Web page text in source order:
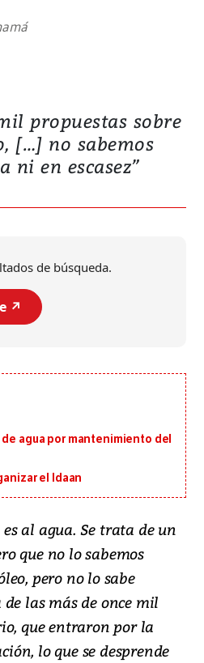
propuestas sobre
[…] no sabemos
en escasez”
de búsqueda.
↗️
agua por mantenimiento del
el Idaan
al agua. Se trata de un
que no lo sabemos
pero no lo sabe
las más de once mil
que entraron por la
lo que se desprende